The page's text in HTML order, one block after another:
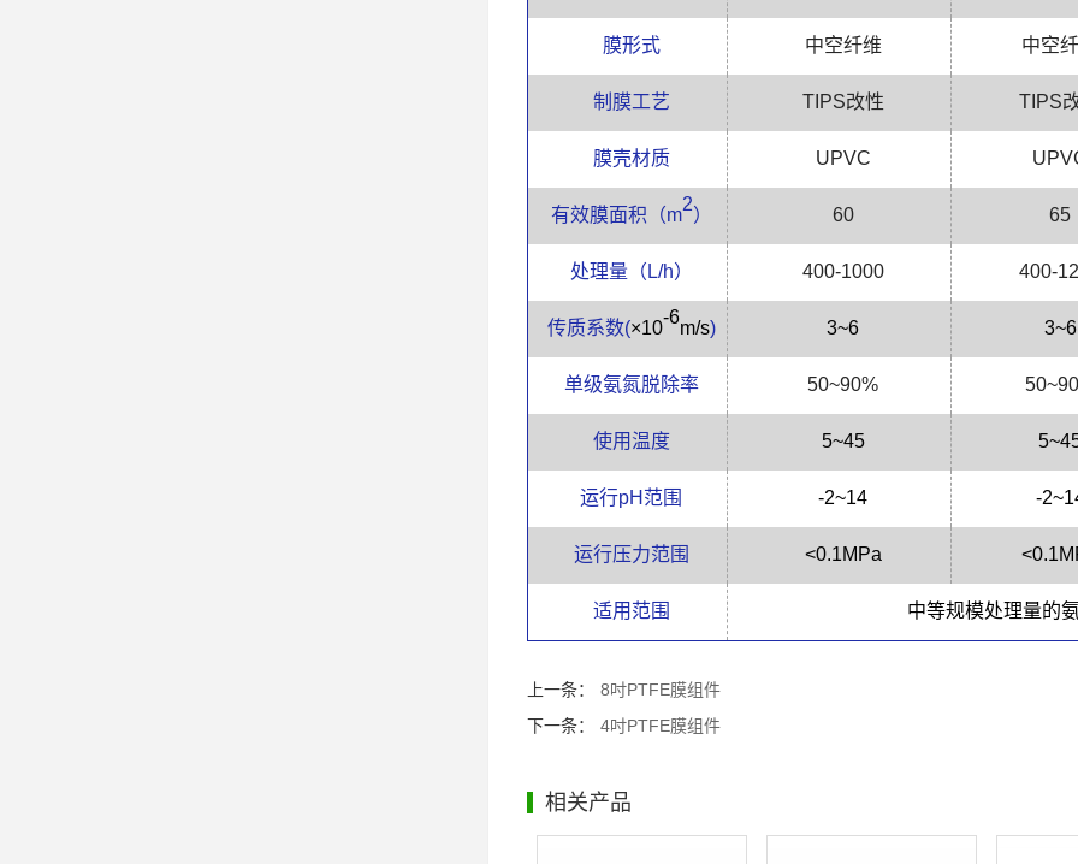
膜形式 中空纤维 中空
制膜工艺 TIPS改性 TIPS
膜壳材质 UPVC
有效膜面积（m
2
） 60 65
处理量（ L/h） 400-1000 400-1
传质系数(×10
-6
m/s) 3~6 3~6
单级氨氮脱除率 50~90%
使用温度 5~45
运行pH 范围 -2~14 -2~1
运行压力范围 <0.1MPa
适用范围 中等规模处理量的
上一条：
8吋PTFE膜组件
下一条：
4吋PTFE膜组件
相关产品